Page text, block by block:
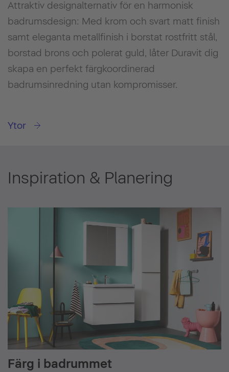
Attraktiv designalternativ för en harmonisk
badrumsdesign: Med krom och svart matt finish
samt eleganta metallfinish i borstat rostfritt stål,
borstad brons och polerat guld, låter Duravit dig
skapa en perfekt färgkoordinerad
badrumsinredning utan kompromisser.
Ytor
Inspiration & Planering
Färg i badrummet